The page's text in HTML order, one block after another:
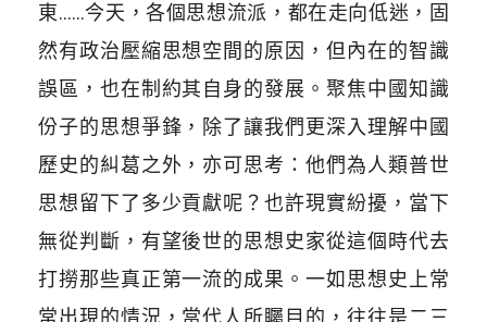
東……今天，各個思想流派，都在走向低迷，固
然有政治壓縮思想空間的原因，但內在的智識
誤區，也在制約其自身的發展。聚焦中國知識
份子的思想爭鋒，除了讓我們更深入理解中國
歷史的糾葛之外，亦可思考：他們為人類普世
思想留下了多少貢獻呢？也許現實紛擾，當下
無從判斷，有望後世的思想史家從這個時代去
打撈那些真正第一流的成果。一如思想史上常
常出現的情況，當代人所矚目的，往往是二三